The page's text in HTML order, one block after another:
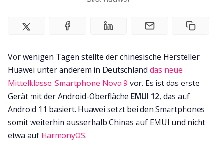
Vor wenigen Tagen stellte der chinesische Hersteller
Huawei unter anderem in Deutschland das neue
Mittelklasse-Smartphone Nova 9 vor. Es ist das erste
Gerät mit der Android-Oberfläche EMUI 12, das auf
Android 11 basiert. Huawei setzt bei den Smartphones
somit weiterhin ausserhalb Chinas auf EMUI und nicht
etwa auf HarmonyOS.